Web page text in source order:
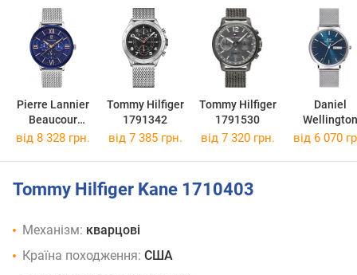
Pierre Lannier
Beaucour
253C168
Tommy Hilfiger
1791342
Tommy Hilfiger
1791530
Daniel
Wellington
Classic
від 8 328 грн. від 7 385 грн. від 7 320 грн. від 6 070
Tommy Hilfiger Kane 1710403
Механізм: кварцові
Країна походження: США